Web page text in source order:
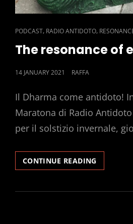
CAT
LINKS
PODCAST, RADIO ANTIDOTO,
The resonance of
POSTED
14 JANUARY 2021 RAFFA
Il Dharma come antidoto!
Maratona di Radio
per il solstizio invernale,
CONTINUE READING